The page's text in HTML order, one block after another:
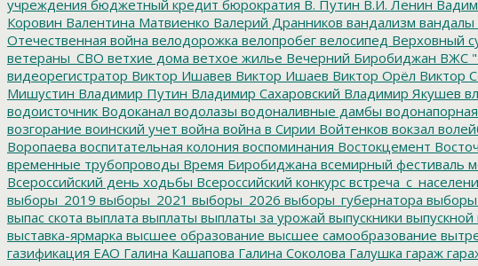
учреждения бюджетный кредит бюрократия В. Путин В.И. Ленин
Коровин Валентина Матвиенко Валерий Дранников вандализм вандалы
Отечественная война велодорожка велопробег велосипед Верховный
ветераны_СВО ветхие дома ветхое жилье Вечерний Биробиджан ВЖС
видеорегистратор Виктор Ишавев Виктор Ишаев Виктор Орёл Виктор
Мишустин Владимир Путин Владимир Сахаровский Владимир Якушев
водоисточник Водоканал водолазы водоналивные дамбы
возгорание воинский учет война война в Сирии Войтенков вокзал
Воропаева воспитательная колония воспоминания Востокцемент
временные трубопроводы Время Биробиджана всемирный фестиваль
Всероссийский день ходьбы Всероссийский конкурс
выборы_2019 выборы_2021 выборы_2026 выборы_губернатора
выпас скота выплата выплаты выплаты за урожай выпускники выпускной
выставка-ярмарка высшее образование высшее самообразование
газификация ЕАО Галина Кашапова Галина Соколова Галушка гараж